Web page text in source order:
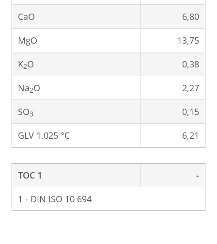
CaO 6,80
MgO 13,75
K2O 0,38
Na2O 2,27
SO3 0,15
GLV 1.025 °C 6,21
TOC 1 -
1 - DIN ISO 10 694